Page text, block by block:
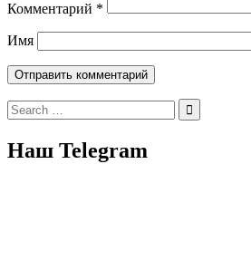
Комментарий *
Имя
Search
for:
Наш Telegram